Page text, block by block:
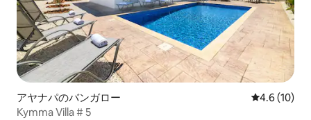
アヤナパのバンガロー レビュー10
4.6 (10)
Kymma Villa # 5